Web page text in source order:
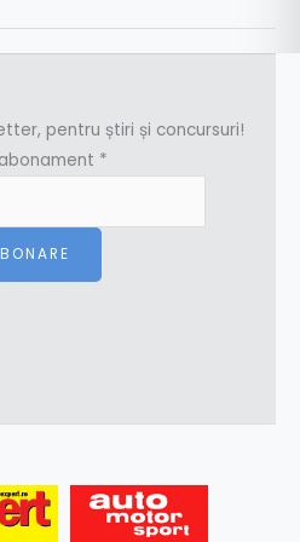
pentru știri și concursuri!
*